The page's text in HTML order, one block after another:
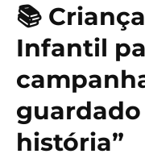
📚
Infantil
história”